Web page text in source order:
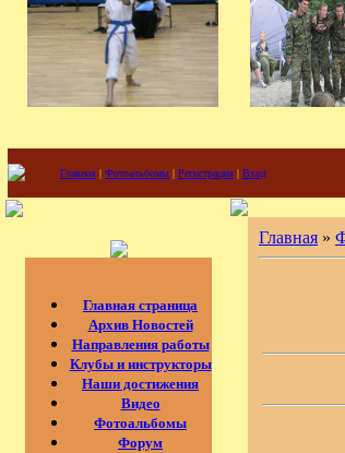
Главная | Фотоальбомы | Регистрация | Вход
Главная страница
Архив Новостей
Направления работы
Клубы и инструкторы
Наши достижения
Видео
Фотоальбомы
Форум
Главная »